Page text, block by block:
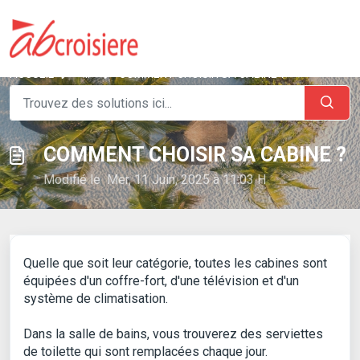
COMMENT CHOISIR SA CABINE ?
Modifié le Mer, 11 Juin, 2025 à 11:03 H
Quelle que soit leur catégorie, toutes les cabines sont
équipées d'un coffre-fort, d'une télévision et d'un
système de climatisation.
Dans la salle de bains, vous trouverez des serviettes
de toilette qui sont remplacées chaque jour.